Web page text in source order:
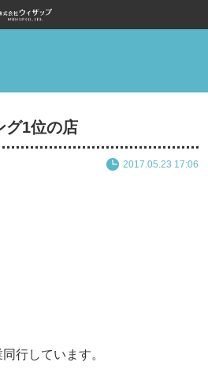
グ1位の店
2017.05.23 17:06
行しています。